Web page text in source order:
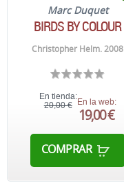
Marc Duquet
BIRDS BY COLOUR
Christopher Helm. 2008
En tienda:
20,00 € En la web:
19,00 €
COMPRAR